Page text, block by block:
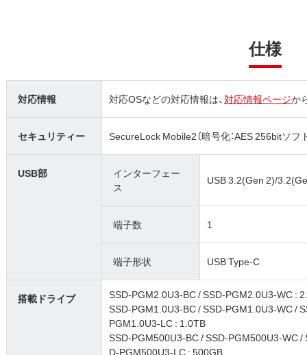
仕様
対応情報 対応OSなどの対応情報は、対応情報ページか
セキュリティー SecureLock Mobile2（暗号化：AES 256bitソフ
USB部
インターフェー
ス
USB 3.2(Gen 2)/
端子数 1
端子形状 USB Type-C
搭載ドライブ
SSD-PGM2.0U3-BC / SSD-PGM2.0U3-WC :
SSD-PGM1.0U3-BC / SSD-PGM1.0U3-WC /
PGM1.0U3-LC : 1.0TB
SSD-PGM500U3-BC / SSD-PGM500U3-WC
D-PGM500U3-LC : 500GB